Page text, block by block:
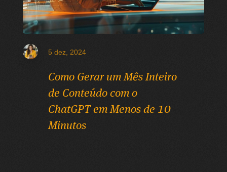
5 dez, 2024
Como Gerar um Mês Inteiro
de Conteúdo com o
ChatGPT em Menos de 10
Minutos